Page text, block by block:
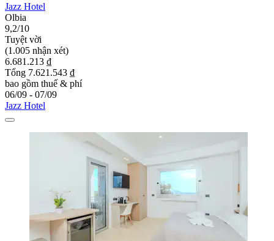
Jazz Hotel
Olbia
9,2/10
Tuyệt vời
(1.005 nhận xét)
6.681.213 ₫
Tổng 7.621.543 ₫
bao gồm thuế & phí
06/09 - 07/09
Jazz Hotel